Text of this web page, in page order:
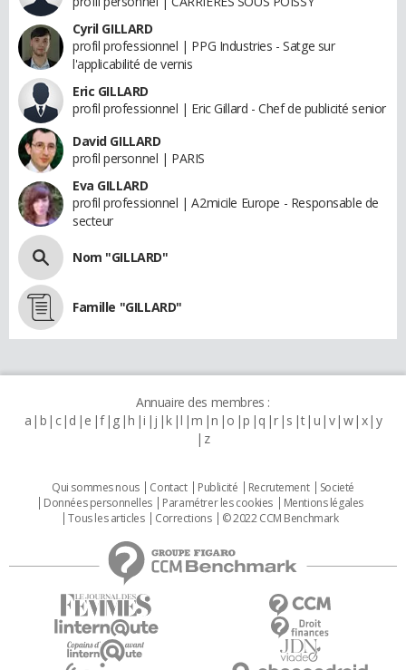
Cyril GILLARD
profil professionnel | PPG Industries - Satge sur
l'applicabilité de vernis
Eric GILLARD
profil professionnel | Eric Gillard - Chef de publicité senior
David GILLARD
profil personnel | PARIS
Eva GILLARD
profil professionnel | A2micile Europe - Responsable de
secteur
Nom "GILLARD"
Famille "GILLARD"
Annuaire des membres :
a b c d e f g h i j k l m n o p q r s t u v w x y
z
Qui sommes nous Contact Publicité Recrutement
Societé
Données personnelles
Paramétrer les cookies
Mentions légales
Tous les articles
Corrections © 2022 CCM Benchmark